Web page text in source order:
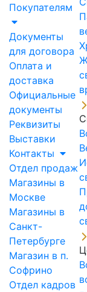
Покупателям
Документы
для договора
Оплата и
доставка
Официальные
документы
Реквизиты
Выставки
Контакты
Отдел продаж
Магазины в
Москве
Магазины в
Санкт-
Петербурге
Магазин в п.
Софрино
Отдел кадров